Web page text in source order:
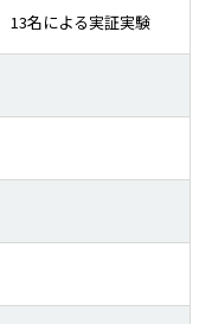
13名による実証実験